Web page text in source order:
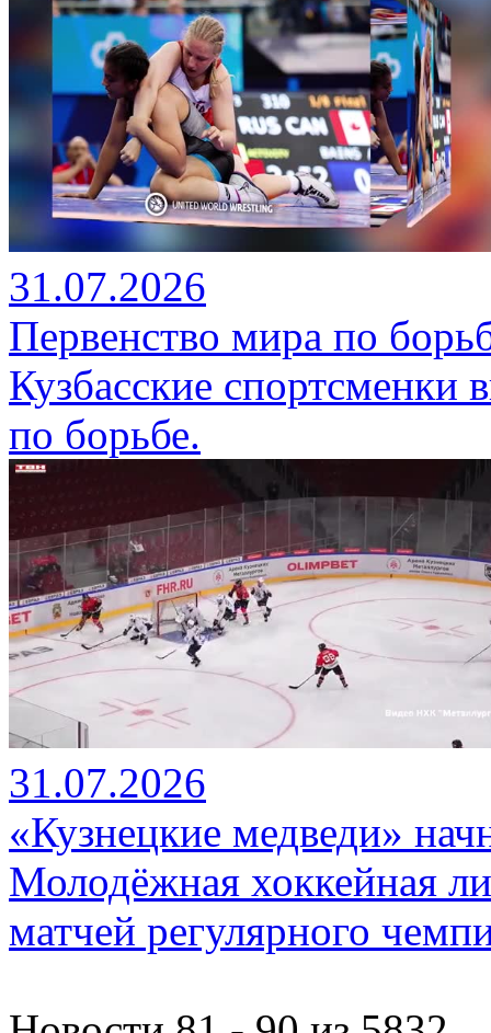
31.07.2026
Первенство мира по
Кузбасские спортсменки
по борьбе.
31.07.2026
«Кузнецкие медведи»
Молодёжная хоккейная
матчей регулярного